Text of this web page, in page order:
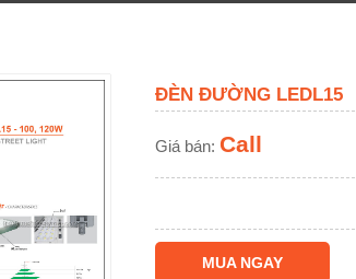
ĐÈN ĐƯỜNG LEDL15
Giá bán: Call
MUA NGAY